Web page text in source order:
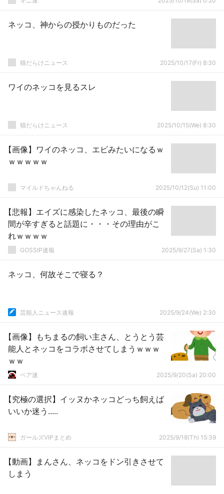
ネッコ、神からの授かりものだった
猫だらけニュース 2025/10/17(Fr) 8:30
ワイのネッコを見るスレ
猫だらけニュース 2025/10/15(We) 8:30
【画像】ワイのネッコ、エビみたいになるｗ
ｗｗｗｗｗ
マイルドちゃんねる 2025/10/12(Su) 11:00
【悲報】エイズに感染したネッコ、最後の瞬
間が辛すぎると話題に・・・その理由がこ
れｗｗｗｗ
GOSSIP速報 2025/9/27(Sa) 1:30
ネッコ、何故そこで寝る？
芸能人ニュース速報 2025/9/24(We) 2:30
【画像】もちまるの飼い主さん、とうとう芸
能人とネッコをコラボさせてしまうｗｗｗ
ｗｗ
ベア速 2025/9/20(Sa) 20:00
【究極の選択】イッヌかネッコどっち飼えば
いいか迷う.....
ガールズVIPまとめ 2025/9/18(Th) 15:39
【動画】まんさん、ネッコをドン引きさせて
しまう